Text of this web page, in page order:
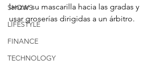
SHOWS
LIFESTYLE
FINANCE
TECHNOLOGY
lanzar su mascarilla hacia las gradas y
usar groserías dirigidas a un árbitro.